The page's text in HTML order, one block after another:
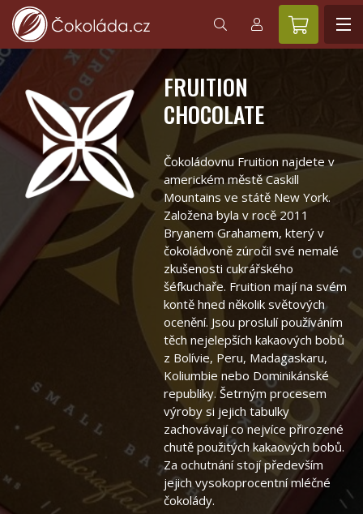
FRUITION
CHOCOLATE
Čokoládovnu Fruition najdete v
americkém městě Caskill
Mountains ve státě New York.
Založena byla v rocě 2011
Bryanem Grahamem, který v
čokoládvoně zúročil své nemalé
zkušenosti cukrářského
šéfkuchaře. Fruition mají na svém
kontě hned několik světových
ocenění. Jsou proslulí používáním
těch nejelepších kakaových bobů
z Bolívie, Peru, Madagaskaru,
Koliumbie nebo Dominikánské
republiky. Šetrným procesem
výroby si jejich tabulky
zachovávají co nejvíce přirozené
chutě použitých kakaových bobů.
Za ochutnání stojí především
jejich vysokoprocentní mléčné
čokolády.